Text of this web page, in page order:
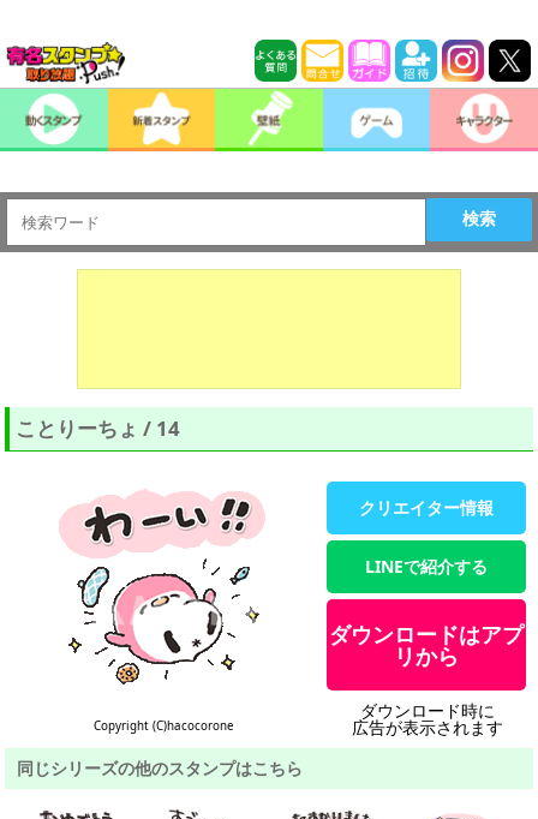
検索
ことりーちょ / 14
Copyright (C)hacocorone
クリエイター情報
LINEで紹介する
ダウンロードはアプ
リから
ダウンロード時に
広告が表示されます
同じシリーズの他のスタンプはこちら